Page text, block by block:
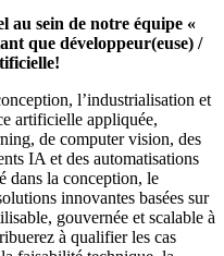
au sein de notre équipe «
que développeur(euse) /
l’industrialisation et
artificielle appliquée,
de computer vision, des
IA et des automatisations
dans la conception, le
innovantes basées sur
gouvernée et scalable à
à qualifier les cas